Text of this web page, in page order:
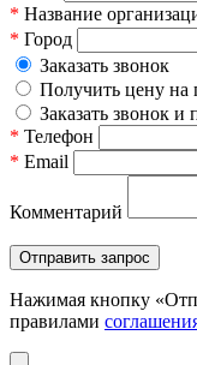
* Название
* Город
Заказать звонок
Получить цену на
Заказать звонок и
* Телефон
* Email
Комментарий
Нажимая кнопку
правилами